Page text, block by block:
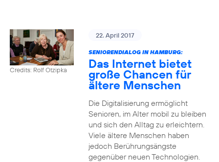
Credits: Rolf Otzipka
22. April 2017
SENIORENDIALOG IN HAMBURG:
Das Internet bietet
große Chancen für
ältere Menschen
Die Digitalisierung ermöglicht
Senioren, im Alter mobil zu bleiben
und sich den Alltag zu erleichtern.
Viele ältere Menschen haben
jedoch Berührungsängste
gegenüber neuen Technologien.